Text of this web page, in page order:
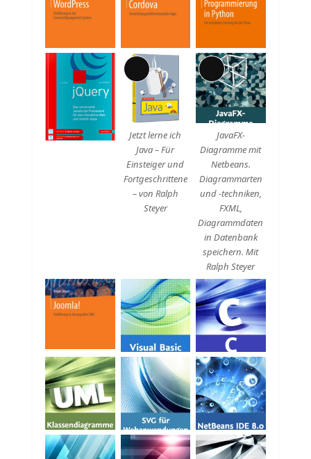
Lange
Beschreibung
Jetzt lerne ich
Java – Für
Einsteiger und
Fortgeschrittene
– von Ralph
Steyer
Lange
Beschreibung
JavaFX-
Diagramme mit
Netbeans.
Diagrammarten
und -techniken,
FXML,
Diagrammdaten
in Datenbank
speichern. Mit
Ralph Steyer